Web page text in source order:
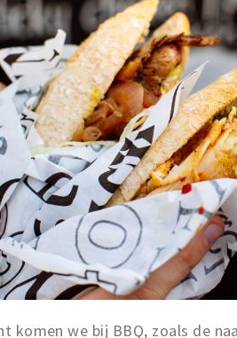
komen we bij BBQ, zoals de